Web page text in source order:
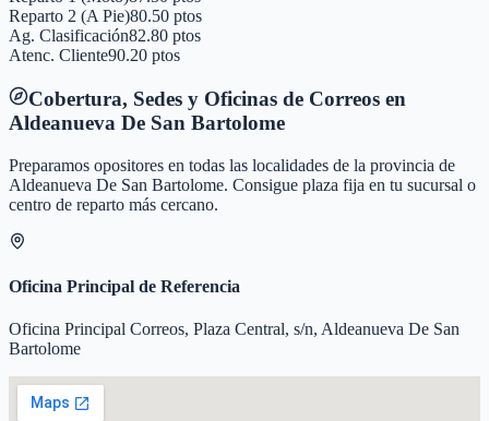
Reparto 2 (A Pie)80.50 ptos
Ag. Clasificación82.80 ptos
Atenc. Cliente90.20 ptos
Cobertura, Sedes y Oficinas de Correos en
Aldeanueva De San Bartolome
Preparamos opositores en todas las localidades de la provincia de
Aldeanueva De San Bartolome. Consigue plaza fija en tu sucursal o
centro de reparto más cercano.
Oficina Principal de Referencia
Oficina Principal Correos, Plaza Central, s/n, Aldeanueva De San
Bartolome